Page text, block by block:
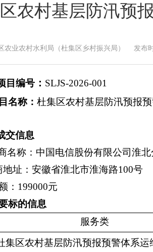
农村基层防汛预
农业农村水利局（杜集区乡村振兴局） 发
目编号 ： SLJS-2026-001
名称 ： 杜集区农村基层防汛预报
交信息
名称： 中国电信股份有限公司淮
址： 安徽省淮北市淮海路100号
： 199000元
标的信息
服务类
集区农村基层防汛预报预警体系运